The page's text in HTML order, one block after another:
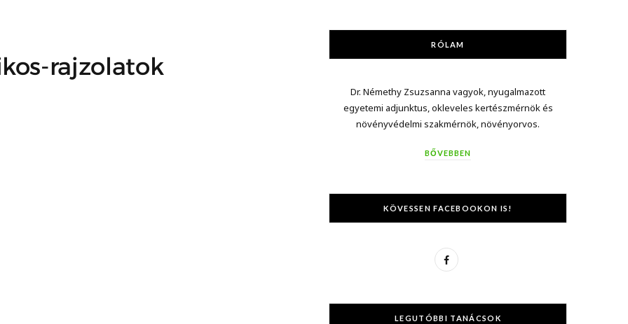
rajzolatok
RÓLAM
Dr. Némethy Zsuzsanna vagyok, nyugalmazott
egyetemi adjunktus, okleveles kertészmérnök és
növényvédelmi szakmérnök, növényorvos.
BŐVEBBEN
KÖVESSEN FACEBOOKON IS!
F
c
LEGUTÓBBI TANÁCSOK